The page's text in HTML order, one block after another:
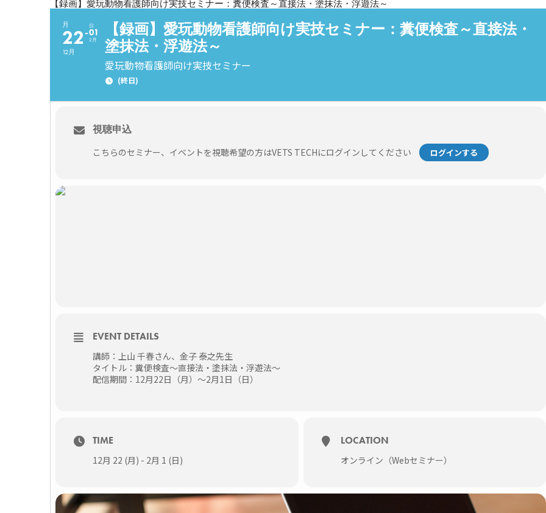
【録画】愛玩動物看護師向け実技セミナー：糞便検査～直接法・塗抹法・浮遊法～
月
22
12月
日
01
2月
【録画】愛玩動物看護師向け実技セミナー：糞便検査～直接法・
塗抹法・浮遊法～
愛玩動物看護師向け実技セミナー
(終日)
視聴申込
こちらのセミナー、イベントを視聴希望の方はVETS TECHにログインしてください ログインする
EVENT DETAILS
講師：上山 千春さん、金子 泰之先生
タイトル：糞便検査～直接法・塗抹法・浮遊法～
配信期間：12月22日（月）～2月1日（日）
TIME
12月 22 (月) - 2月 1 (日)
LOCATION
オンライン（Webセミナー）